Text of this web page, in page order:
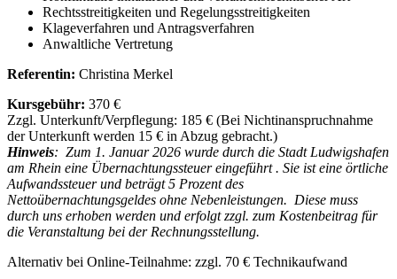
Rechtsstreitigkeiten und Regelungsstreitigkeiten
Klageverfahren und Antragsverfahren
Anwaltliche Vertretung
Referentin: Christina Merkel
Kursgebühr: 370 €
Zzgl. Unterkunft/Verpflegung: 185 € (Bei Nichtinanspruchnahme
der Unterkunft werden 15 € in Abzug gebracht.)
Hinweis: Zum 1. Januar 2026 wurde durch die Stadt Ludwigshafen
am Rhein eine Übernachtungssteuer eingeführt . Sie ist eine örtliche
Aufwandssteuer und beträgt 5 Prozent des
Nettoübernachtungsgeldes ohne Nebenleistungen. Diese muss
durch uns erhoben werden und erfolgt zzgl. zum Kostenbeitrag für
die Veranstaltung bei der Rechnungsstellung.
Alternativ bei Online-Teilnahme: zzgl. 70 € Technikaufwand